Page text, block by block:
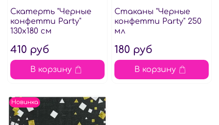
Скатерть "Черные
конфетти Party"
130х180 см
410 руб
В корзину
Стаканы "Черные
конфетти Party" 250
мл
180 руб
В корзину
Новинка